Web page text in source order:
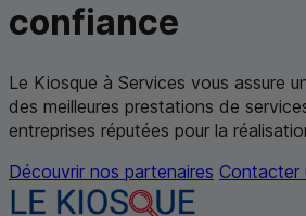
confiance
Le Kiosque à Services vous assure
des meilleures prestations de
entreprises réputées pour la
Découvrir nos partenaires Contacter